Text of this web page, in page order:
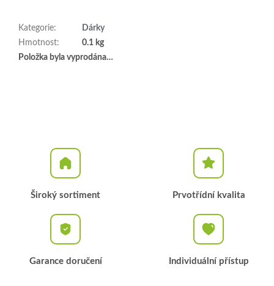
Kategorie:
Dárky
Hmotnost:
0.1 kg
Položka byla vyprodána…
Široký sortiment Prvotřídní kvalita
Garance doručení Individuální přístup